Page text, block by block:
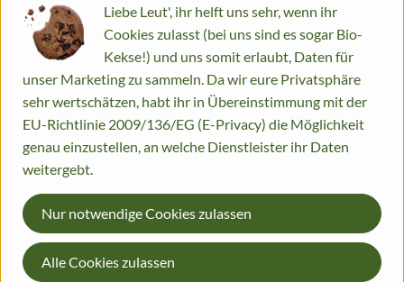
Geschichtliches:
Die Kulturarten des Radieschens stammen wahrscheinlich aus
dem östlichen Mittelmeerraum und Vorderasien.Es ist schon
bei den alten Ägyptern und Griechen bekannt gewesen. Die
ursprünglichen Radieschentypen hatten durchweg ein
längliches Aussehen ("Eiszapfen"). Heutige europäische
Radiesformen sind erst seit dem 16.Jahrh. bekannt.
Verwendung:
Mit ihrem frischen, würzigen Geschmack eignen sich
Radieschen gut zum rohen Verzehr in Salaten sowie zum
Garnieren
Blätter und Knollen gelten auch als Kochgemüse.
Liebe Leut', ihr helft uns sehr, wenn ihr
Cookies zulasst (bei uns sind es sogar Bio-
Kekse!) und uns somit erlaubt, Daten für
unser Marketing zu sammeln. Da wir eure Privatsphäre
sehr wertschätzen, habt ihr in Übereinstimmung mit der
EU-Richtlinie 2009/136/EG (E-Privacy) die Möglichkeit
genau einzustellen, an welche Dienstleister ihr Daten
weitergebt.
Nur notwendige Cookies zulassen
Alle Cookies zulassen